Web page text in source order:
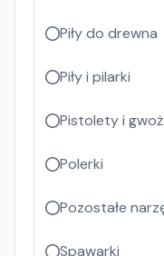
Piły do drewna
Piły i pilarki
Pistolety i
Polerki
Pozostałe
Spawarki